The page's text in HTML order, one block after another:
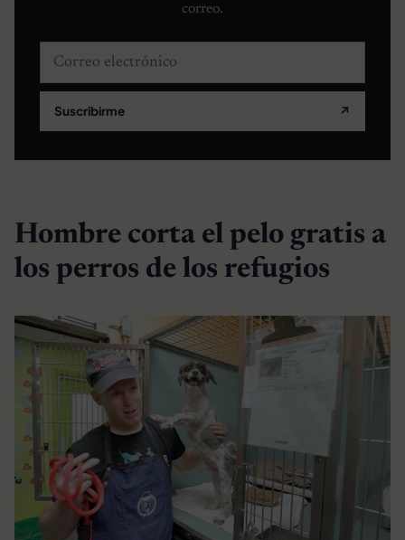
correo.
Correo electrónico
Suscribirme ↗
Hombre corta el pelo gratis a
los perros de los refugios